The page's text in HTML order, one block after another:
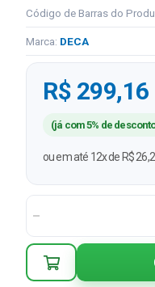
Código de Barras do
Marca: DECA
R$ 299,16
(já com 5% de
ou em até 12x de R$